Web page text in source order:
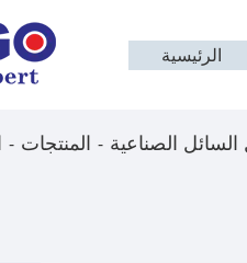
الرئيسية
المنتجات الصناعية